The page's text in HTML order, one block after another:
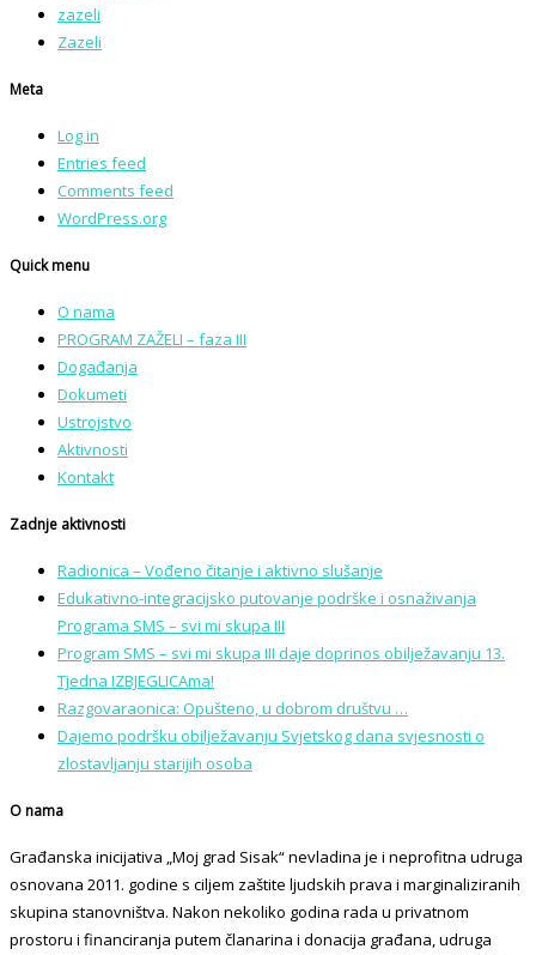
zazeli
Zazeli
Meta
Log in
Entries feed
Comments feed
WordPress.org
Quick menu
O nama
PROGRAM ZAŽELI – faza III
Događanja
Dokumeti
Ustrojstvo
Aktivnosti
Kontakt
Zadnje aktivnosti
Radionica – Vođeno čitanje i aktivno slušanje
Edukativno-integracijsko putovanje podrške i osnaživanja
Programa SMS – svi mi skupa III
Program SMS – svi mi skupa III daje doprinos obilježavanju 13.
Tjedna IZBJEGLICAma!
Razgovaraonica: Opušteno, u dobrom društvu …
Dajemo podršku obilježavanju Svjetskog dana svjesnosti o
zlostavljanju starijih osoba
O nama
Građanska inicijativa „Moj grad Sisak“ nevladina je i neprofitna udruga
osnovana 2011. godine s ciljem zaštite ljudskih prava i marginaliziranih
skupina stanovništva. Nakon nekoliko godina rada u privatnom
prostoru i financiranja putem članarina i donacija građana, udruga